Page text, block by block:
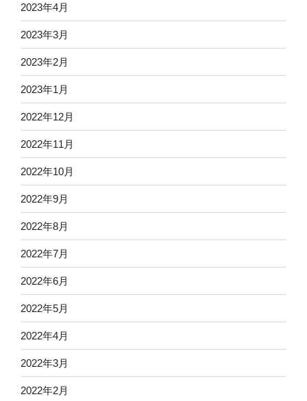
2023年4月
2023年3月
2023年2月
2023年1月
2022年12月
2022年11月
2022年10月
2022年9月
2022年8月
2022年7月
2022年6月
2022年5月
2022年4月
2022年3月
2022年2月